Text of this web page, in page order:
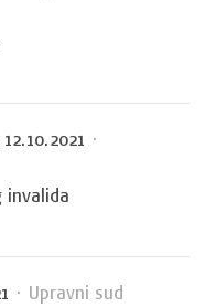
12.10.2021 ·
· Upravni sud